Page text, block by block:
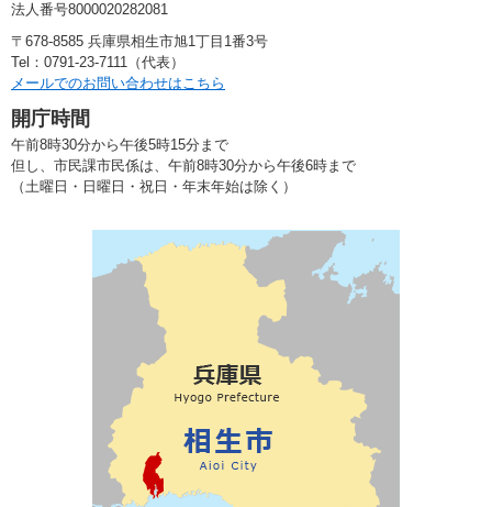
法人番号8000020282081
〒678-8585 兵庫県相生市旭1丁目1番3号
Tel：0791-23-7111（代表）
メールでのお問い合わせはこちら
開庁時間
午前8時30分から午後5時15分まで
但し、市民課市民係は、午前8時30分から午後6時まで
（土曜日・日曜日・祝日・年末年始は除く）